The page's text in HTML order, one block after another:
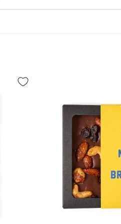
до вашого подарунку.
mini
особливим та особистим
міні-версію листівки.
фото або картинку на картці
особливішим.
4-А
подарунковий бокс та
шампань, рожевий, блакитний та